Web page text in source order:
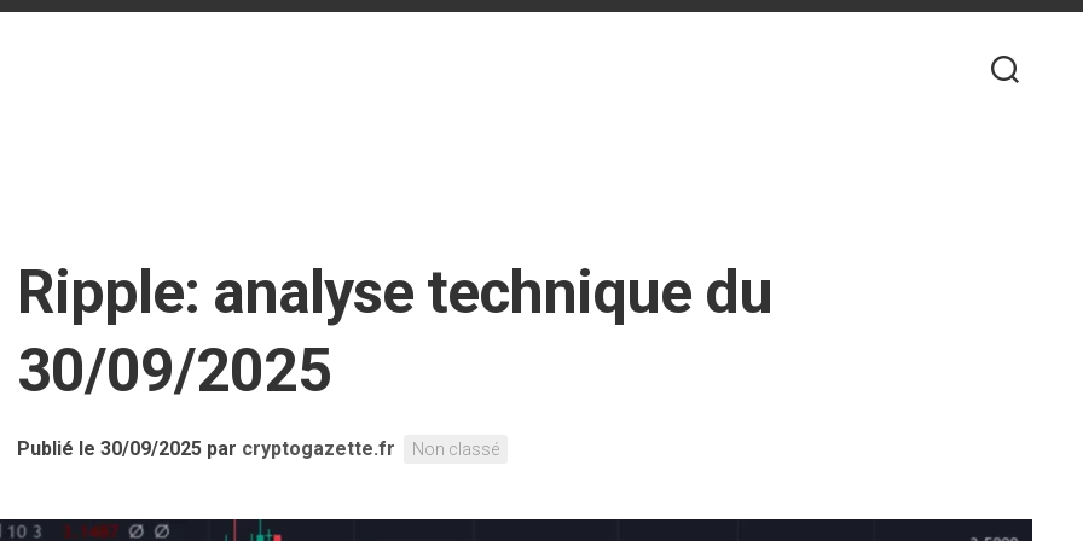
Ripple: analyse technique du
30/09/2025
Publié le 30/09/2025 par cryptogazette.fr Non classé